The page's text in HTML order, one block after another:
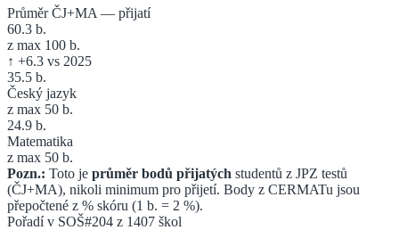
Průměr ČJ+MA — přijatí
60.3 b.
z max 100 b.
↑ +6.3 vs 2025
35.5 b.
Český jazyk
z max 50 b.
24.9 b.
Matematika
z max 50 b.
Pozn.: Toto je průměr bodů přijatých studentů z JPZ testů
(ČJ+MA), nikoli minimum pro přijetí. Body z CERMATu jsou
přepočtené z % skóru (1 b. = 2 %).
Pořadí v SOŠ#204 z 1407 škol